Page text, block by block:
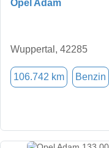
Opel Adam
Wuppertal, 42285
106.742 km Benzin